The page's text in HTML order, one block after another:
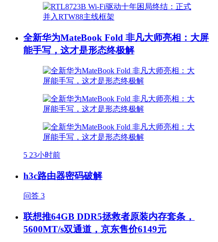
全新华为MateBook Fold 非凡大师亮相：大屏
能手写，这才是形态终极解
5 23小时前
h3c路由器密码破解
问答 3
联想推64GB DDR5拯救者原装内存套条，
5600MT/s双通道，京东售价6149元